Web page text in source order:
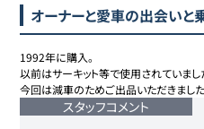
オーナーと愛車の出会いと
1992年に購入。
以前はサーキット等で使用されていま
今回は減車のためご出品いただきました
スタッフコメント